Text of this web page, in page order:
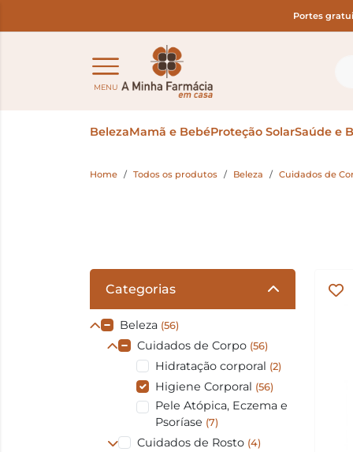
Portes
MENU
BelezaMamã e BebéProteção SolarSaúde e
Home Todos os produtos Beleza Cuidados de
Categorias
Beleza (56)
Cuidados de Corpo (56)
Hidratação corporal (2)
Higiene Corporal (56)
Pele Atópica, Eczema e
Psoríase (7)
Cuidados de Rosto (4)